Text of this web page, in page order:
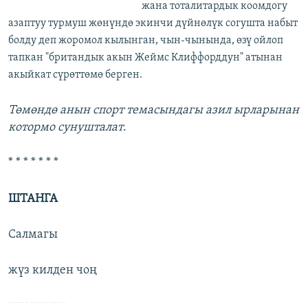
жана тоталитардык коомдогу
азаптуу турмуш жөнүндө экинчи дүйнөлүк согушта набыт
болду деп жоромол кылынган, чын-чынында, өзү ойлоп
тапкан "британдык акын Жеймс Клиффорддун" атынан
акыйкат сүрөттөмө берген.
Төмөндө анын спорт темасындагы азил ырларынан
котормо сунушталат.
* * * * * * *
ШТАНГА
Салмагы
жүз килден чоң